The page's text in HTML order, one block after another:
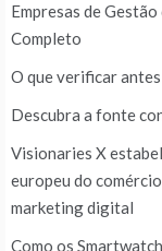
Empresas de
Completo
O que verificar
Descubra a fonte
Visionaries X
europeu do
marketing digital
Como os